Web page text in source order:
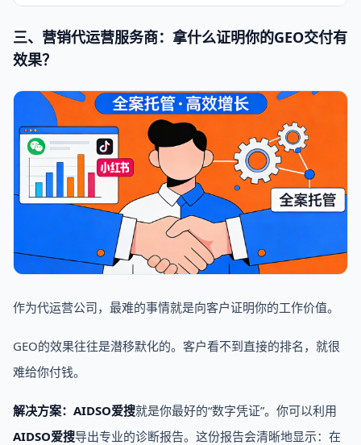
三、营销代运营服务商：拿什么证明你的GEO交付有
效果？
作为代运营公司，最难的事情就是向客户证明你的工作价值。
GEO的效果往往是潜移默化的。客户看不到直接的排名，就很
难给你付钱。
解决方案：AIDSO爱搜就是你最好的“数字凭证”。你可以利用
AIDSO爱搜导出专业的诊断报告。这份报告会清晰地显示：在